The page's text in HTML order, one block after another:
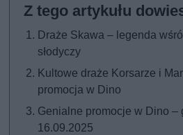
Draże Skawa – legenda
słodyczy
Kultowe draże Korsarze i
promocja w Dino
Genialne promocje w Dino –
16.09.2025